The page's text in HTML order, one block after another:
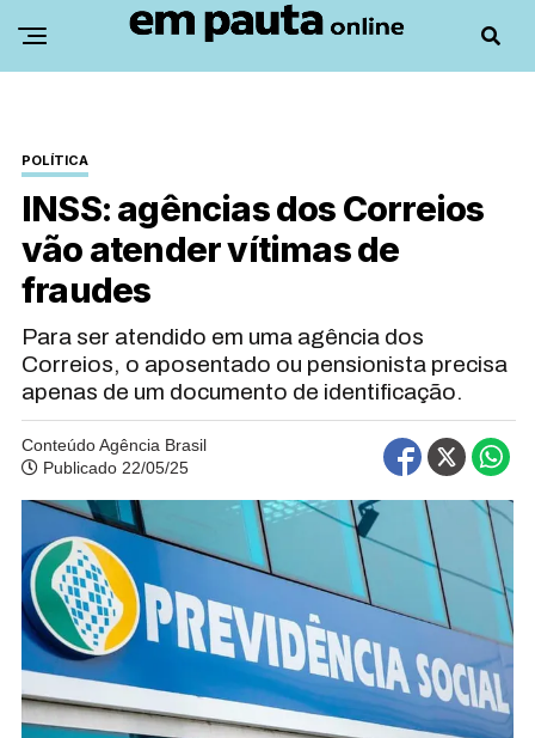
POLÍTICA
INSS: agências dos Correios
vão atender vítimas de
fraudes
Para ser atendido em uma agência dos
Correios, o aposentado ou pensionista precisa
apenas de um documento de identificação.
Conteúdo Agência Brasil
Publicado 22/05/25